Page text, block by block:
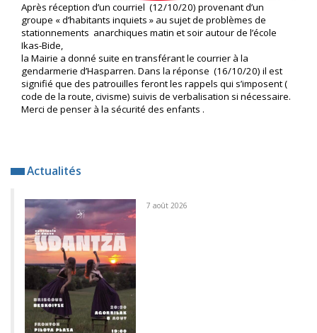
Après réception d’un courriel (12/10/20) provenant d’un
groupe « d’habitants inquiets » au sujet de problèmes de
stationnements anarchiques matin et soir autour de l’école
Ikas-Bide,
la Mairie a donné suite en transférant le courrier à la
gendarmerie d’Hasparren. Dans la réponse (16/10/20) il est
signifié que des patrouilles feront les rappels qui s’imposent (
code de la route, civisme) suivis de verbalisation si nécessaire.
Merci de penser à la sécurité des enfants .
Actualités
7 août 2026